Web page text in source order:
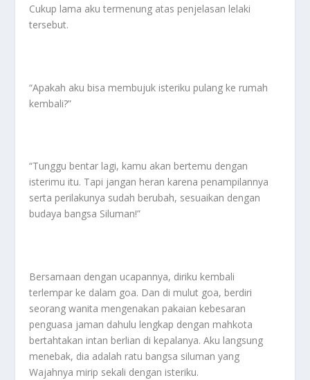
Cukup lama aku termenung atas penjelasan lelaki
tersebut.
“Apakah aku bisa membujuk isteriku pulang ke rumah
kembali?”
“Tunggu bentar lagi, kamu akan bertemu dengan
isterimu itu. Tapi jangan heran karena penampilannya
serta perilakunya sudah berubah, sesuaikan dengan
budaya bangsa Siluman!”
Bersamaan dengan ucapannya, diriku kembali
terlempar ke dalam goa. Dan di mulut goa, berdiri
seorang wanita mengenakan pakaian kebesaran
penguasa jaman dahulu lengkap dengan mahkota
bertahtakan intan berlian di kepalanya. Aku langsung
menebak, dia adalah ratu bangsa siluman yang
Wajahnya mirip sekali dengan isteriku.